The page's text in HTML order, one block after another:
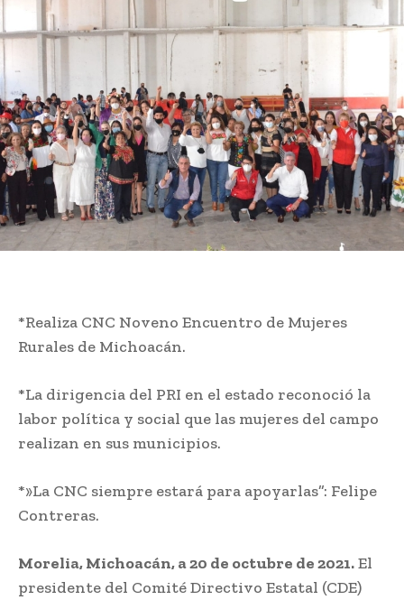
*Realiza CNC Noveno Encuentro de Mujeres
Rurales de Michoacán.
*La dirigencia del PRI en el estado reconoció la
labor política y social que las mujeres del campo
realizan en sus municipios.
*»La CNC siempre estará para apoyarlas”: Felipe
Contreras.
Morelia, Michoacán, a 20 de octubre de 2021.El
presidente del Comité Directivo Estatal (CDE)